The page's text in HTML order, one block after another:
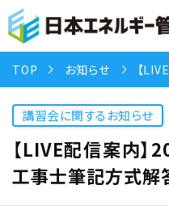
TOP お知らせ
講習会に関するお知らせ
【LIVE配信案内
工事士筆記方式解